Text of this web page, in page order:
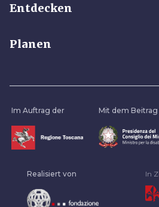
Entdecken
Planen
Im Auftrag der Mit dem Beitrag
Realisiert von In